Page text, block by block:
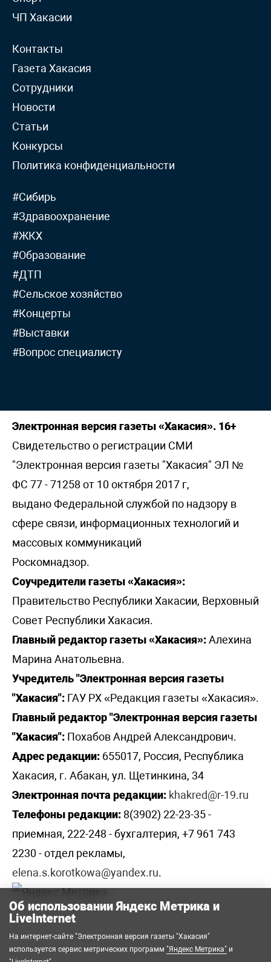
ЧП Хакасии
Контакты
Газета Хакасия
Сотрудники
Новости
Статьи
Конкурсы
Политика конфиденциальности
#Сибирь
#Здравоохранение
#ЖКХ
#Образование
#ДТП
#Сельское хозяйство
#Концерты
#Выставки
#Вопрос специалисту
Электронная версия газеты «Хакасия». 16+
Свидетельство о регистрации СМИ
"Электронная версия газеты "Хакасия" ЭЛ №
ФС 77 - 71258 от 10 октября 2017 г,
выдано Федеральной службой по надзору в
сфере связи, информационных технологий и
массовых коммуникаций
Роскомнадзор.
Соучредители газеты «Хакасия»:
Правительство Республики Хакасии, Верховный
Совет Республики Хакасия.
Главный редактор газеты «Хакасия»:Алехина
Марина Анатольевна.
Учредитель "Электронная версия газеты
"Хакасия": ГАУ РХ «Редакция газеты «Хакасия».
Главный редактор "Электронная версия газеты
"Хакасия": Похабов Андрей Александрович.
Адрес редакции: 655017, Россия, Республика
Хакасия, г. Абакан, ул. Щетинкина, 34
Электронная почта редакции: khakred@r-19.ru
Телефоны редакции: 8(3902) 22-23-35 -
приемная, 222-248 - бухгалтерия, +7 961 743
2230 - отдел рекламы,
elena.s.korotkowa@yandex.ru.
Об использовании Яндекс Метрика и
LiveInternet
На интернет-сайте "Электронная версия газеты "Хакасия"
используется сервис метрических программ "Яндекс Метрика" и